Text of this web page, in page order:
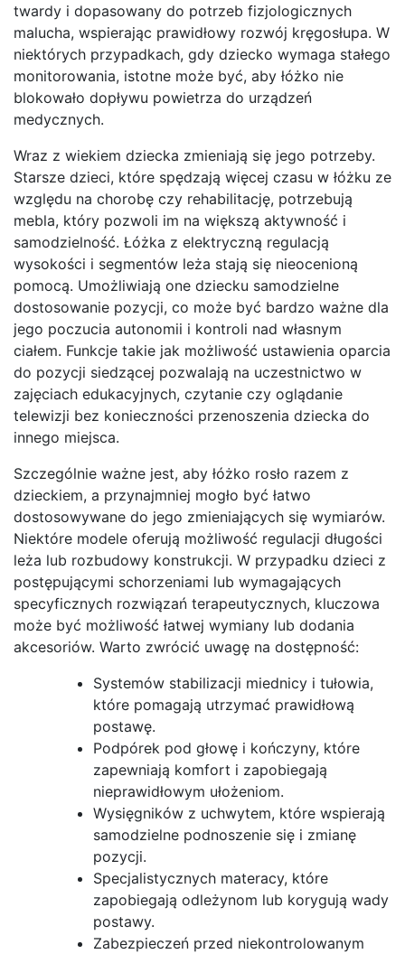
twardy i dopasowany do potrzeb fizjologicznych
malucha, wspierając prawidłowy rozwój kręgosłupa. W
niektórych przypadkach, gdy dziecko wymaga stałego
monitorowania, istotne może być, aby łóżko nie
blokowało dopływu powietrza do urządzeń
medycznych.
Wraz z wiekiem dziecka zmieniają się jego potrzeby.
Starsze dzieci, które spędzają więcej czasu w łóżku ze
względu na chorobę czy rehabilitację, potrzebują
mebla, który pozwoli im na większą aktywność i
samodzielność. Łóżka z elektryczną regulacją
wysokości i segmentów leża stają się nieocenioną
pomocą. Umożliwiają one dziecku samodzielne
dostosowanie pozycji, co może być bardzo ważne dla
jego poczucia autonomii i kontroli nad własnym
ciałem. Funkcje takie jak możliwość ustawienia oparcia
do pozycji siedzącej pozwalają na uczestnictwo w
zajęciach edukacyjnych, czytanie czy oglądanie
telewizji bez konieczności przenoszenia dziecka do
innego miejsca.
Szczególnie ważne jest, aby łóżko rosło razem z
dzieckiem, a przynajmniej mogło być łatwo
dostosowywane do jego zmieniających się wymiarów.
Niektóre modele oferują możliwość regulacji długości
leża lub rozbudowy konstrukcji. W przypadku dzieci z
postępującymi schorzeniami lub wymagających
specyficznych rozwiązań terapeutycznych, kluczowa
może być możliwość łatwej wymiany lub dodania
akcesoriów. Warto zwrócić uwagę na dostępność:
Systemów stabilizacji miednicy i tułowia,
które pomagają utrzymać prawidłową
postawę.
Podpórek pod głowę i kończyny, które
zapewniają komfort i zapobiegają
nieprawidłowym ułożeniom.
Wysięgników z uchwytem, które wspierają
samodzielne podnoszenie się i zmianę
pozycji.
Specjalistycznych materacy, które
zapobiegają odleżynom lub korygują wady
postawy.
Zabezpieczeń przed niekontrolowanym